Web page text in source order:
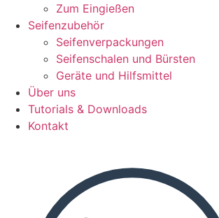
Zum Eingießen
Seifenzubehör
Seifenverpackungen
Seifenschalen und Bürsten
Geräte und Hilfsmittel
Über uns
Tutorials & Downloads
Kontakt